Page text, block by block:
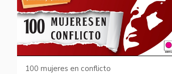
100 mujeres en conflicto